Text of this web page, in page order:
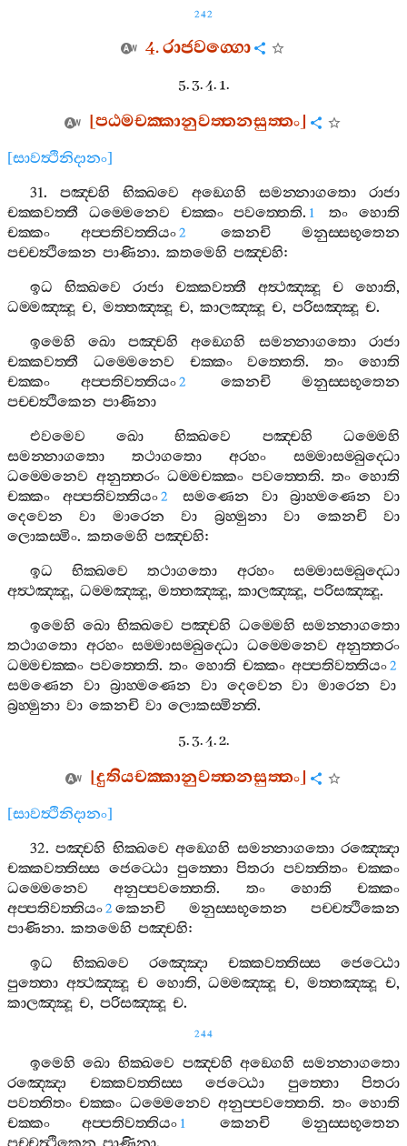
242
4.රාජවග‍්ගො
5. 3. 4. 1.
[පඨමචක‍්කානුවත‍්තනසුත‍්තං]
[සාවත්‍ථිනිදානං]
31. පඤ‍්චහි භික‍්ඛවෙ අඞ‍්ගෙහි සමන‍්නාගතො
රාජා
චක‍්කවත‍්තී
ධම‍්මෙනෙව චක‍්කං පවත‍්තෙති. 1 තං
හොති
චක‍්කං
අප‍්පතිවත‍්තියං2 කෙනචි
මනුස‍්සභූතෙන
පච‍්චත්‍ථිකෙන පාණිනා. කතමෙහි පඤ‍්චහි:
ඉධ
භික‍්ඛවෙ රාජා චක‍්කවත‍්තී අත්‍ථඤ‍්ඤූ ච හොති,
ධම‍්මඤ‍්ඤූ ච, මත‍්තඤ‍්ඤූ ච, කාලඤ‍්ඤූ ච, පරිසඤ‍්ඤූ ච.
ඉමෙහි
ඛො පඤ‍්චහි අඞ‍්ගෙහි සමන‍්නාගතො
රාජා
චක‍්කවත‍්තී
ධම‍්මෙනෙව චක‍්කං වත‍්තෙති.තං
හොති
චක‍්කං
අප‍්පතිවත‍්තියං2 කෙනචි
මනුස‍්සභූතෙන
පච‍්චත්‍ථිකෙන පාණිනා
එවමෙව
ඛො භික‍්ඛවෙ පඤ‍්චහි
ධම‍්මෙහි
සමන‍්නාගතො
තථාගතො අරහං
සම‍්මාසම‍්බුද‍්ධො
ධම‍්මෙනෙව අනුත‍්තරං ධම‍්මචක‍්කං පවත‍්තෙති.තං හොති
චක‍්කං
අප‍්පතිවත‍්තියං2 සමණෙන වා බ්‍රාහ‍්මණෙන
වා
දෙවෙන
වා මාරෙන වා බ්‍රහ‍්මුනා වා කෙනචි
වා
ලොකස‍්මිං. කතමෙහි පඤ‍්චහි:
ඉධ
භික‍්ඛවෙ තථාගතො අරහං
සම‍්මාසම‍්බුද‍්ධො
අත්‍ථඤ‍්ඤූ, ධම‍්මඤ‍්ඤූ, මත‍්තඤ‍්ඤූ, කාලඤ‍්ඤූ, පරිසඤ‍්ඤූ.
ඉමෙහි ඛො භික‍්ඛවෙ පඤ‍්චහි ධම‍්මෙහි සමන‍්නාගතො
තථාගතො අරහං සම‍්මාසම‍්බුද‍්ධො ධම‍්මෙනෙව අනුත‍්තරං
ධම‍්මචක‍්කං පවත‍්තෙති.තං හොති චක‍්කං අප‍්පතිවත‍්තියං2
සමණෙන වා බ්‍රාහ‍්මණෙන වා දෙවෙන වා මාරෙන
වා
බ්‍රහ‍්මුනා වා කෙනචි වා ලොකස‍්මින‍්ති.
5. 3. 4. 2.
[දුතියචක‍්කානුවත‍්තනසුත‍්තං]
[සාවත්‍ථිනිදානං]
32.පඤ‍්චහි භික‍්ඛවෙ අඞ‍්ගෙහි සමන‍්නාගතො රඤ‍්ඤො
චක‍්කවත‍්තිස‍්ස ජෙට‍්ඨො පුත‍්තො පිතරා පවත‍්තිතං චක‍්කං
ධම‍්මෙනෙව
අනුප‍්පවත‍්තෙති. තං හොති
චක‍්කං
අප‍්පතිවත‍්තියං2 කෙනචි මනුස‍්සභූතෙන
පච‍්චත්‍ථිකෙන
පාණිනා. කතමෙහි පඤ‍්චහි:
ඉධ
භික‍්ඛවෙ රඤ‍්ඤො චක‍්කවත‍්තිස‍්ස
ජෙට‍්ඨො
පුත‍්තො අත්‍ථඤ‍්ඤූ ච හොති,ධම‍්මඤ‍්ඤූ ච,මත‍්තඤ‍්ඤූ ච,
කාලඤ‍්ඤූ ච, පරිසඤ‍්ඤූ ච.
244
ඉමෙහි ඛො භික‍්ඛවෙ පඤ‍්චහි අඞ‍්ගෙහි සමන‍්නාගතො
රඤ‍්ඤො
චක‍්කවත‍්තිස‍්ස ජෙට‍්ඨො පුත‍්තො
පිතරා
පවත‍්තිතං චක‍්කං ධම‍්මෙනෙව අනුප‍්පවත‍්තෙති. තං හොති
චක‍්කං
අප‍්පතිවත‍්තියං 1 කෙනචි
මනුස‍්සභූතෙන